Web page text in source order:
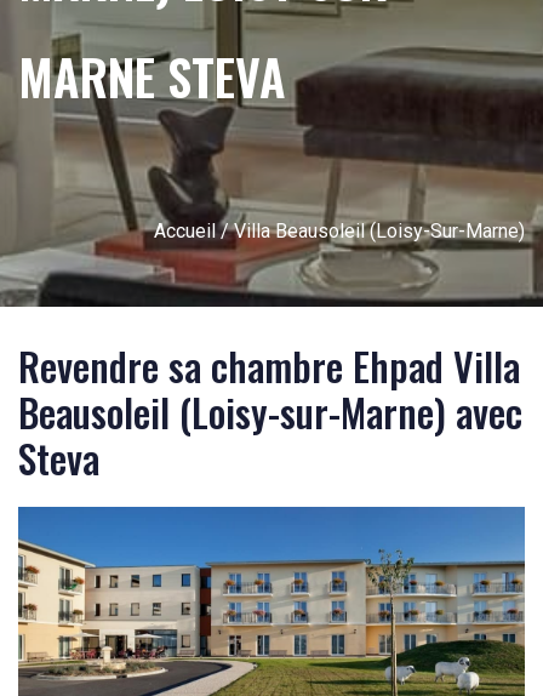
MARNE STEVA
Accueil/ Villa Beausoleil (Loisy-Sur-Marne)
Revendre sa chambre Ehpad Villa
Beausoleil (Loisy-sur-Marne) avec
Steva